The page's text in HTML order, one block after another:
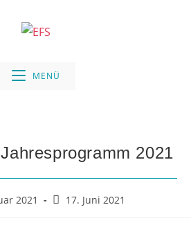
MENÜ
2021
2021 17. Juni 2021